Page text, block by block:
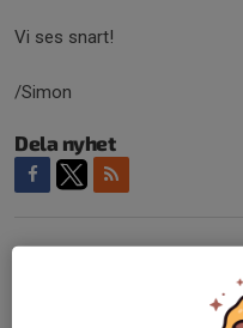
Vi ses snart!
/Simon
Dela nyhet
Kommentarer